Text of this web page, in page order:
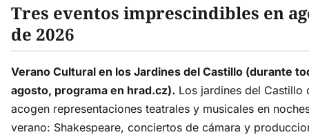
Tres eventos imprescindibles en
de 2026
Verano Cultural en los Jardines del Castillo (durante
agosto, programa en hrad.cz). Los jardines del Castillo
acogen representaciones teatrales y musicales en
verano: Shakespeare, conciertos de cámara y